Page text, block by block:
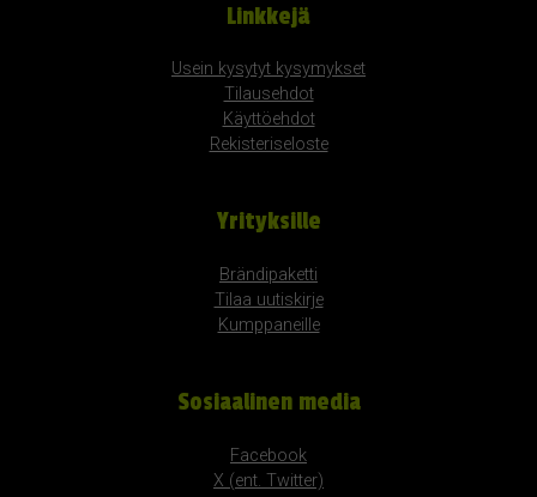
Linkkejä
Usein kysytyt kysymykset
Tilausehdot
Käyttöehdot
Rekisteriseloste
Yrityksille
Brändipaketti
Tilaa uutiskirje
Kumppaneille
Sosiaalinen media
Facebook
X (ent. Twitter)